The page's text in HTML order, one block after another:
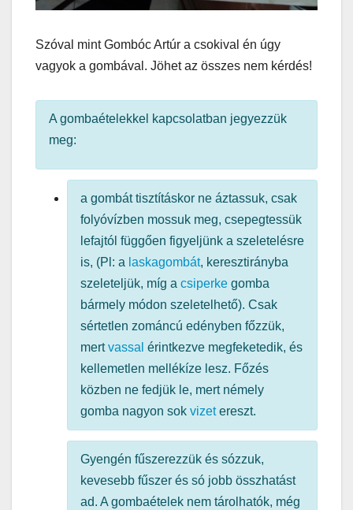
Szóval mint Gombóc Artúr a csokival én úgy
vagyok a gombával. Jöhet az összes nem kérdés!
A gombaételekkel kapcsolatban jegyezzük
meg:
a gombát tisztításkor ne áztassuk, csak
folyóvízben mossuk meg, csepegtessük
lefajtól függően figyeljünk a szeletelésre
is, (Pl: a laskagombát, keresztirányba
szeleteljük, míg a csiperke gomba
bármely módon szeletelhető). Csak
sértetlen zománcú edényben főzzük,
mertvassal érintkezve megfeketedik, és
kellemetlen mellékíze lesz. Főzés
közben ne fedjük le, mert némely
gomba nagyon sok vizetereszt.
Gyengén fűszerezzük és sózzuk,
kevesebb fűszer és só jobb összhatást
ad. A gombaételek nem tárolhatók, még